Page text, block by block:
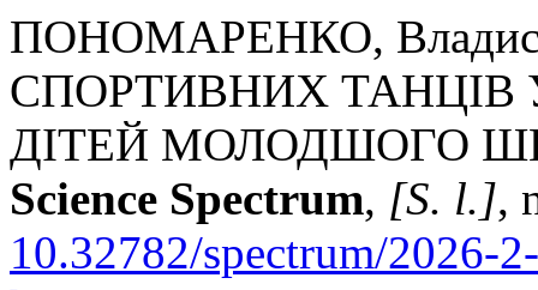
ПОНОМАРЕНКО,
СПОРТИВНИХ ТАНЦІВ
ДІТЕЙ МОЛОДШОГО
Science Spectrum, [S. l.],
10.32782/spectrum/2026-